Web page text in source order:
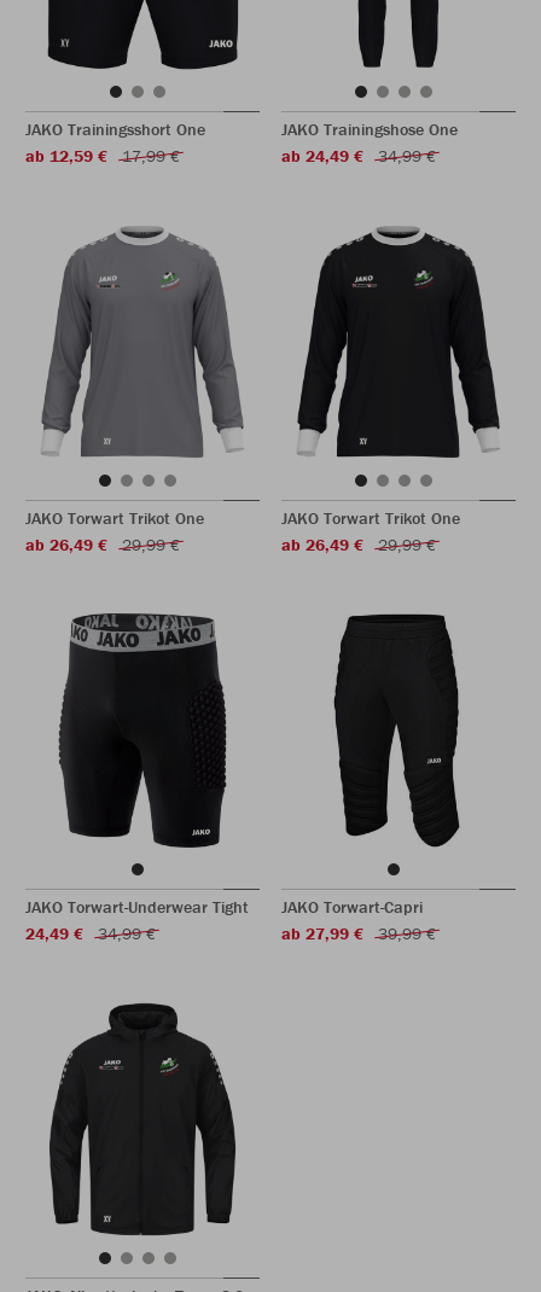
JAKO Trainingsshort One
ab 12,59 €
17,99 €
JAKO Trainingshose One
ab 24,49 €
34,99 €
JAKO Torwart Trikot One
ab 26,49 €
29,99 €
JAKO Torwart Trikot One
ab 26,49 €
29,99 €
JAKO Torwart-Underwear Tight
24,49 €
34,99 €
JAKO Torwart-Capri
ab 27,99 €
39,99 €